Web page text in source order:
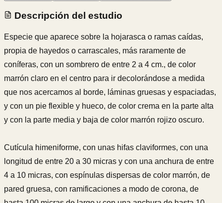
Descripción del estudio
Especie que aparece sobre la hojarasca o ramas caídas,
propia de hayedos o carrascales, más raramente de
coníferas, con un sombrero de entre 2 a 4 cm., de color
marrón claro en el centro para ir decolorándose a medida
que nos acercamos al borde, láminas gruesas y espaciadas,
y con un pie flexible y hueco, de color crema en la parte alta
y con la parte media y baja de color marrón rojizo oscuro.
Cutícula himeniforme, con unas hifas claviformes, con una
longitud de entre 20 a 30 micras y con una anchura de entre
4 a 10 micras, con espínulas dispersas de color marrón, de
pared gruesa, con ramificaciones a modo de corona, de